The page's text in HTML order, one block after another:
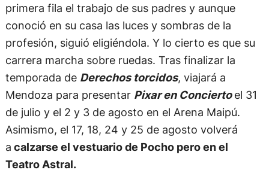
primera fila el trabajo de sus padres y aunque
conoció en su casa las luces y sombras de la
profesión, siguió eligiéndola. Y lo cierto es que su
carrera marcha sobre ruedas. Tras finalizar la
temporada de Derechos torcidos, viajará a
Mendoza para presentar Pixar en Conciertoel 31
de julio y el 2 y 3 de agosto en el Arena Maipú.
Asimismo, el 17, 18, 24 y 25 de agosto volverá
a calzarse el vestuario de Pocho pero en el
Teatro Astral.